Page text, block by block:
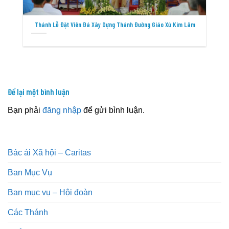
Thánh Lễ Đặt Viên Đá Xây Dựng Thánh Đường Giáo Xứ Kim Lâm
Để lại một bình luận
Bạn phải đăng nhập để gửi bình luận.
Bác ái Xã hội – Caritas
Ban Mục Vụ
Ban mục vụ – Hội đoàn
Các Thánh